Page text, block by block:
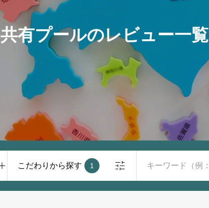
共有プールのレビュー一覧
こだわりから探す 1